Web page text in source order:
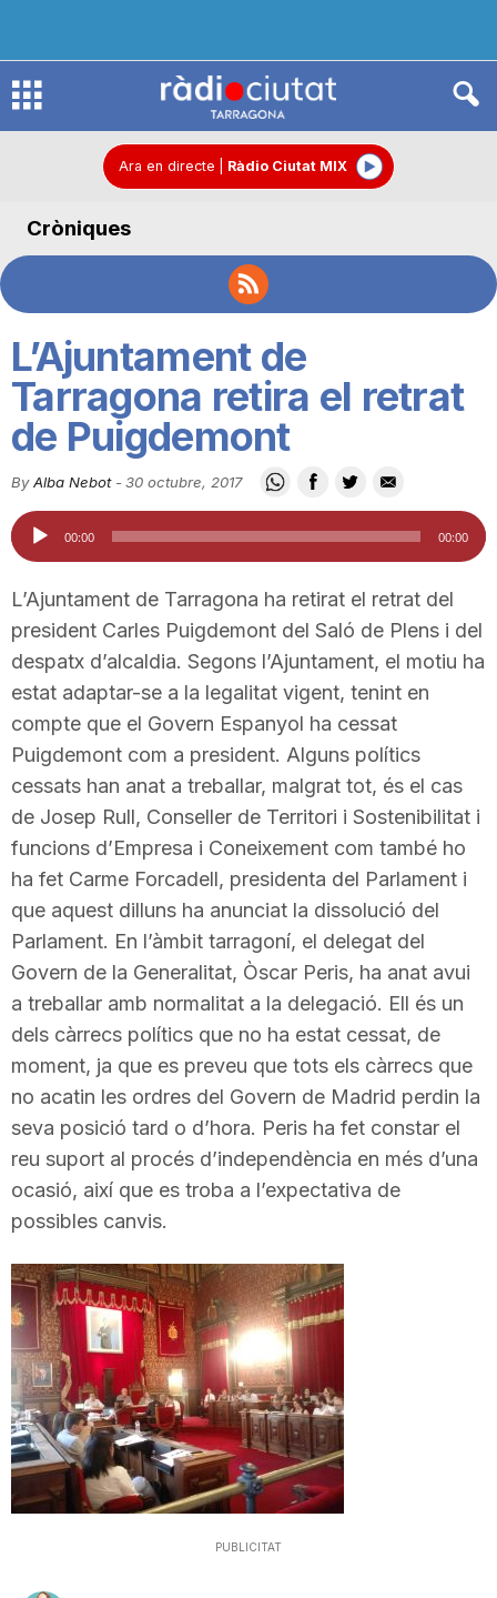
R
d
C
u
t
a
d
e
a
r
a
g
o
n
a
Ara en directe Ràdio Ciutat MIX
Cròniques
L’Ajuntament de
Tarragona retira el retrat
de Puigdemont
By Alba Nebot-30 octubre, 2017
Reproductor
d'àudio
00:00 00:00
L’Ajuntament de Tarragona ha retirat el retrat del
president Carles Puigdemont del Saló de Plens i del
despatx d’alcaldia. Segons l’Ajuntament, el motiu ha
estat adaptar-se a la legalitat vigent, tenint en
compte que el Govern Espanyol ha cessat
Puigdemont com a president. Alguns polítics
cessats han anat a treballar, malgrat tot, és el cas
de Josep Rull, Conseller de Territori i Sostenibilitat i
funcions d’Empresa i Coneixement com també ho
ha fet Carme Forcadell, presidenta del Parlament i
que aquest dilluns ha anunciat la dissolució del
Parlament. En l’àmbit tarragoní, el delegat del
Govern de la Generalitat, Òscar Peris, ha anat avui
a treballar amb normalitat a la delegació. Ell és un
dels càrrecs polítics que no ha estat cessat, de
moment, ja que es preveu que tots els càrrecs que
no acatin les ordres del Govern de Madrid perdin la
seva posició tard o d’hora. Peris ha fet constar el
reu suport al procés d’independència en més d’una
ocasió, així que es troba a l’expectativa de
possibles canvis.
PUBLICITAT